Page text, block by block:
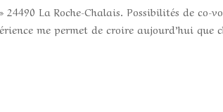
24490 La Roche-Chalais. Possibilités de co-
me permet de croire aujourd’hui que